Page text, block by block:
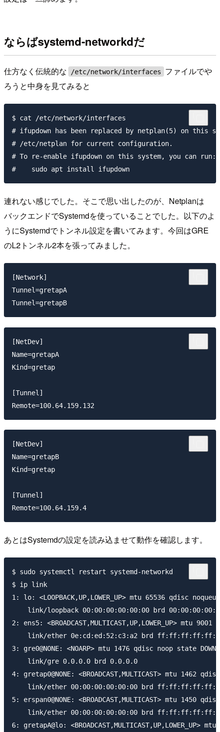
ならばsystemd-networkdだ
仕方なく伝統的な /etc/network/interfaces
ファイルでや
ろうと中身を見てみると
$ cat /etc/network/interfaces
# ifupdown has been replaced by netplan(5) on this
# /etc/netplan for current configuration.
# To re-enable ifupdown on this system, you can run:
連れない感じでした。そこで思い出したのが、Netplanは
バックエンドでSystemdを使っていることでした。以下のよ
うにSystemdでトンネル設定を書いてみます。今回はGRE
のL2トンネル2本を張ってみました。
[Network]
Tunnel=gretapA
[NetDev]
Name=gretapA
Kind=gretap
[Tunnel]
[NetDev]
Name=gretapB
Kind=gretap
[Tunnel]
あとはSystemdの設定を読み込ませて動作を確認します。
$ sudo systemctl restart systemd-networkd
$ ip link
1: lo: <LOOPBACK,UP,LOWER_UP> mtu 65536 qdisc
link/loopback 00:00:00:00:00:00 brd
2: ens5: <BROADCAST,MULTICAST,UP,LOWER_UP> mtu
link/ether 0e:cd:ed:52:c3:a2 brd
3: gre0@NONE: <NOARP> mtu 1476 qdisc noop state
    link/gre 0.0.0.0 brd 0.0.0.0
4: gretap0@NONE: <BROADCAST,MULTICAST> mtu 1462
link/ether 00:00:00:00:00:00 brd
5: erspan0@NONE: <BROADCAST,MULTICAST> mtu 1450
link/ether 00:00:00:00:00:00 brd
6: gretapA@lo: